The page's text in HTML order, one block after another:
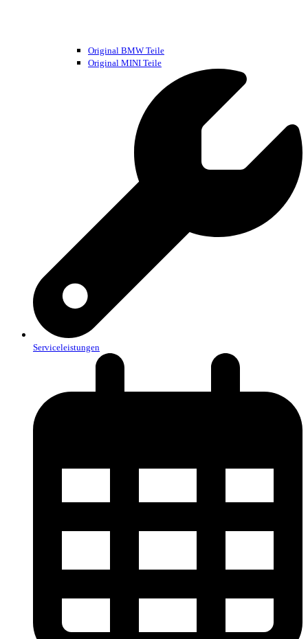
Original BMW Teile
Original MINI Teile
Serviceleistungen